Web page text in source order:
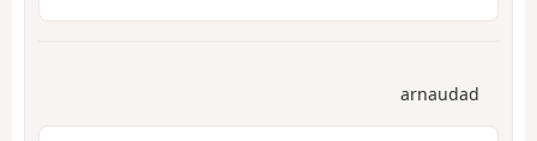
arnaudad